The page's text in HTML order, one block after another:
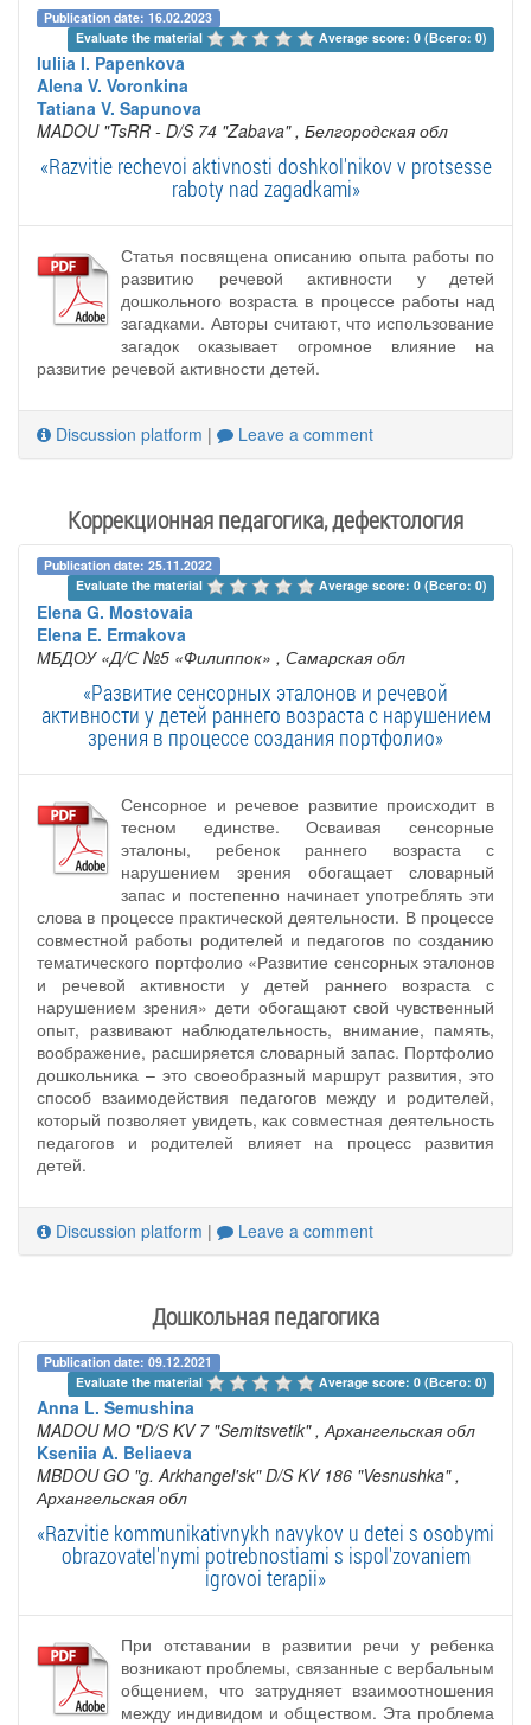
Publication date: 16.02.2023
Evaluate the material
Average score: 0 (Всего: 0)
Iuliia I. Papenkova
Alena V. Voronkina
Tatiana V. Sapunova
MADOU "TsRR - D/S 74 "Zabava" , Белгородская обл
«Razvitie rechevoi aktivnosti doshkol'nikov v protsesse
raboty nad zagadkami»
Статья посвящена описанию опыта работы по
развитию речевой активности у детей
дошкольного возраста в процессе работы над
загадками. Авторы считают, что использование
загадок оказывает огромное влияние на
развитие речевой активности детей.
Discussion platform | Leave a comment
Коррекционная педагогика, дефектология
Publication date: 25.11.2022
Evaluate the material
Average score: 0 (Всего: 0)
Elena G. Mostovaia
Elena E. Ermakova
МБДОУ «Д/С №5 «Филиппок» , Самарская обл
«Развитие сенсорных эталонов и речевой
активности у детей раннего возраста с нарушением
зрения в процессе создания портфолио»
Сенсорное и речевое развитие происходит в
тесном единстве. Осваивая сенсорные
эталоны, ребенок раннего возраста с
нарушением зрения обогащает словарный
запас и постепенно начинает употреблять эти
слова в процессе практической деятельности. В процессе
совместной работы родителей и педагогов по созданию
тематического портфолио «Развитие сенсорных эталонов
и речевой активности у детей раннего возраста с
нарушением зрения» дети обогащают свой чувственный
опыт, развивают наблюдательность, внимание, память,
воображение, расширяется словарный запас. Портфолио
дошкольника – это своеобразный маршрут развития, это
способ взаимодействия педагогов между и родителей,
который позволяет увидеть, как совместная деятельность
педагогов и родителей влияет на процесс развития
детей.
Discussion platform | Leave a comment
Дошкольная педагогика
Publication date: 09.12.2021
Evaluate the material
Average score: 0 (Всего: 0)
Anna L. Semushina
MADOU MO "D/S KV 7 "Semitsvetik" , Архангельская обл
Kseniia A. Beliaeva
MBDOU GO "g. Arkhangel'sk" D/S KV 186 "Vesnushka" ,
Архангельская обл
«Razvitie kommunikativnykh navykov u detei s osobymi
obrazovatel'nymi potrebnostiami s ispol'zovaniem
igrovoi terapii»
При отставании в развитии речи у ребенка
возникают проблемы, связанные с вербальным
общением, что затрудняет взаимоотношения
между индивидом и обществом. Эта проблема